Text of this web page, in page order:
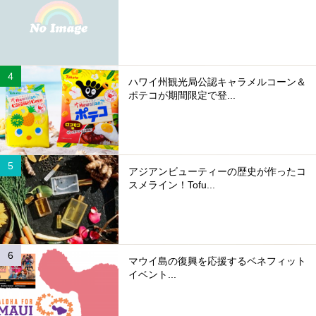
ハワイ州観光局公認キャラメルコーン＆
ポテコが期間限定で登...
アジアンビューティーの歴史が作ったコ
スメライン！Tofu...
マウイ島の復興を応援するベネフィット
イベント...